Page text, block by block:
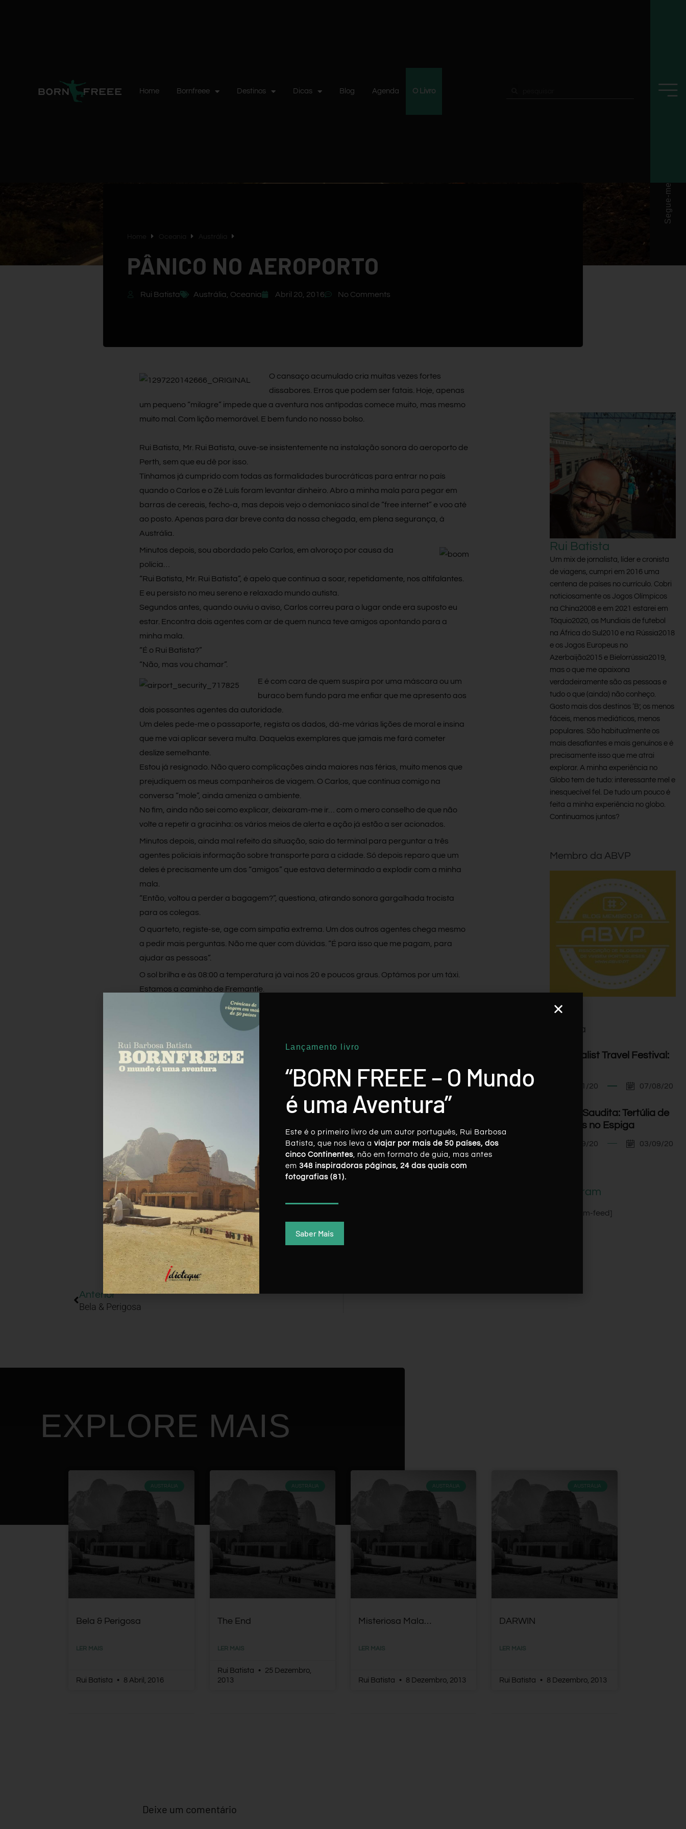
Home Bornfreee Destinos Dicas Blog Agenda O Livro
Segue-me
PÂNICO NO AEROPORTO
Rui Batista Austrália Oceania Abril 20, 2016 No Comments
O cansaço acumulado cria muitas vezes fortes
dissabores. Erros que podem ser fatais. Hoje, apenas
um pequeno “milagre” impede que a aventura nos antípodas comece muito, mas mesmo
muito mal. Com lição memorável. E bem fundo no nosso bolso.
Rui Batista, Mr. Rui Batista, ouve-se insistentemente na instalação sonora do aeroporto de
Perth, sem que eu dê por isso.
Tínhamos já cumprido com todas as formalidades burocráticas para entrar no país
quando o Carlos e o Zé Luís foram levantar dinheiro. Abro a minha mala para pegar em
barras de cereais, fecho-a, mas depois vejo o demoníaco sinal de “free internet” e voo até
ao posto. Apenas para dar breve conta da nossa chegada, em plena segurança, à
Austrália.
Minutos depois, sou abordado pelo Carlos, em alvoroço por causa da
polícia…
“Rui Batista, Mr. Rui Batista”, é apelo que continua a soar, repetidamente, nos altifalantes.
E eu persisto no meu sereno e relaxado mundo autista.
Segundos antes, quando ouviu o aviso, Carlos correu para o lugar onde era suposto eu
estar. Encontra dois agentes com ar de quem nunca teve amigos apontando para a
minha mala.
“É o Rui Batista?”
“Não, mas vou chamar”.
E é com cara de quem suspira por uma máscara ou um
buraco bem fundo para me enfiar que me apresento aos
dois possantes agentes da autoridade.
Um deles pede-me o passaporte, regista os dados, dá-me várias lições de moral e insina
que me vai aplicar severa multa. Daquelas exemplares que jamais me fará cometer
deslize semelhante.
Estou já resignado. Não quero complicações ainda maiores nas férias, muito menos que
prejudiquem os meus companheiros de viagem. O Carlos, que continua comigo na
conversa “mole”, ainda ameniza o ambiente.
No fim, ainda não sei como explicar, deixaram-me ir… com o mero conselho de que não
volte a repetir a gracinha: os vários meios de alerta e ação já estão a ser acionados.
Minutos depois, ainda mal refeito da situação, saio do terminal para perguntar a três
agentes policiais informação sobre transporte para a cidade. Só depois reparo que um
deles é precisamente um dos “amigos” que estava determinado a explodir com a minha
mala.
“Então, voltou a perder a bagagem?”, questiona, atirando sonora gargalhada trocista
para os colegas.
O quarteto, registe-se, age com simpatia extrema. Um dos outros agentes chega mesmo
a pedir mais perguntas. Não me quer com dúvidas. “É para isso que me pagam, para
ajudar as pessoas”.
O sol brilha e às 08:00 a temperatura já vai nos 20 e poucos graus. Optámos por um táxi.
Estamos a caminho de Fremantle.
Facebook Twitter LinkedIn
Rui Batista
Um mix de jornalista, líder e cronista
de viagens, cumpri em 2016 uma
centena de países no currículo. Cobri
noticiosamente os Jogos Olímpicos
na China2008 e em 2021 estarei em
Tóquio2020, os Mundiais de futebol
na África do Sul2010 e na Rússia2018
e os Jogos Europeus no
Azerbaijão2015 e Bielorrússia2019,
mas o que me apaixona
verdadeiramente são as pessoas e
tudo o que (ainda) não conheço.
Gosto mais dos destinos ‘B’, os menos
fáceis, menos mediáticos, menos
populares. São habitualmente os
mais desafiantes e mais genuínos e é
precisamente isso que me atrai
explorar. A minha experiência no
Globo tem de tudo: interessante mel e
inesquecível fel. De tudo um pouco é
feita a minha experiência no globo.
Continuamos juntos?
Membro da ABVP
Agenda
I Minimalist Travel Festival:
07/11/20 07/08/20
Arábia Saudita: Tertúlia de
Viagens no Espiga
03/09/20 03/09/20
Instagram
[instagram-feed]
Anterior
Bela & Perigosa
EXPLORE MAIS
AUSTRÁLIA
Bela & Perigosa
LER MAIS
Rui Batista 8 Abril, 2016
AUSTRÁLIA
The End
LER MAIS
Rui Batista
25 Dezembro,
2013
AUSTRÁLIA
Misteriosa Mala…
LER MAIS
Rui Batista 8 Dezembro, 2013
AUSTRÁLIA
DARWIN
LER MAIS
Rui Batista 8 Dezembro, 2013
Deixe um comentário
Lançamento livro
“BORN FREEE – O Mundo
é uma Aventura”
Este é o primeiro livro de um autor português, Rui Barbosa
Batista, que nos leva a viajar por mais de 50 países, dos
cinco Continentes, não em formato de guia, mas antes
em 348 inspiradoras páginas, 24 das quais com
fotografias (81).
Saber Mais